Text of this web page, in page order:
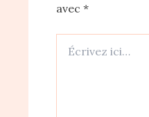
avec *
ici…